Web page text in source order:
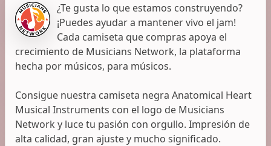
¿Te gusta lo que estamos construyendo?
¡Puedes ayudar a mantener vivo el jam!
Cada camiseta que compras apoya el
crecimiento de Musicians Network, la plataforma
hecha por músicos, para músicos.
Consigue nuestra camiseta negra Anatomical Heart
Musical Instruments con el logo de Musicians
Network y luce tu pasión con orgullo. Impresión de
alta calidad, gran ajuste y mucho significado.